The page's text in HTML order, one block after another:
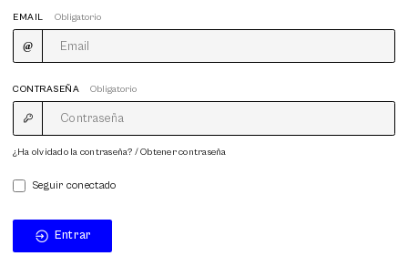
EMAIL Obligatorio
CONTRASEÑA Obligatorio
¿Ha olvidado la contraseña? / Obtener contraseña
Seguir conectado
Entrar